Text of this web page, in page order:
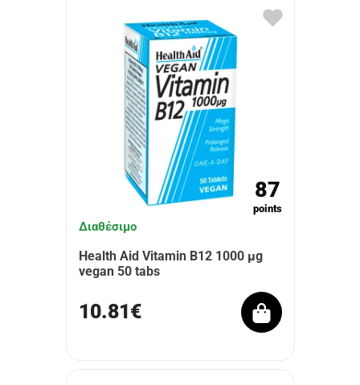
87
points
Διαθέσιμο
Health Aid Vitamin B12 1000 µg
vegan 50 tabs
10.81€